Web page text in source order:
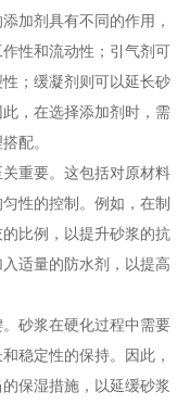
加剂具有不同的作用，
性和流动性；引气剂可
；缓凝剂则可以延长砂
，在选择添加剂时，需
配。
重要。这包括对原材料
性的控制。例如，在制
比例，以提升砂浆的抗
适量的防水剂，以提高
砂浆在硬化过程中需要
稳定性的保持。因此，
保湿措施，以延缓砂浆